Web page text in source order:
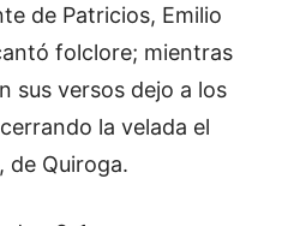
de Patricios, Emilio
folclore; mientras
sus versos dejo a los
la velada el
de Quiroga.